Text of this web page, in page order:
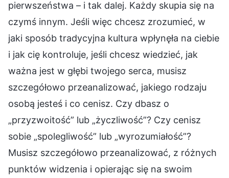
pierwszeństwa – i tak dalej. Każdy skupia się na
czymś innym. Jeśli więc chcesz zrozumieć, w
jaki sposób tradycyjna kultura wpłynęła na ciebie
i jak cię kontroluje, jeśli chcesz wiedzieć, jak
ważna jest w głębi twojego serca, musisz
szczegółowo przeanalizować, jakiego rodzaju
osobą jesteś i co cenisz. Czy dbasz o
„przyzwoitość” lub „życzliwość”? Czy cenisz
sobie „spolegliwość” lub „wyrozumiałość”?
Musisz szczegółowo przeanalizować, z różnych
punktów widzenia i opierając się na swoim